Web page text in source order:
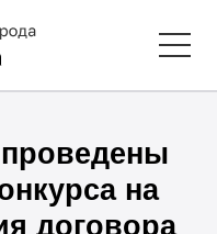
проведены
на
договора